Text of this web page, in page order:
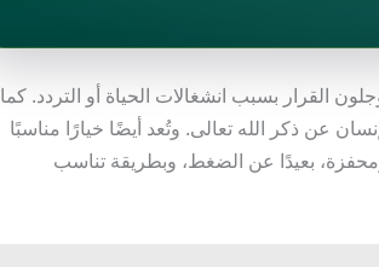
القرار بسبب انشغالات الحياة أو التردد. كما
عن ذكر الله تعالى. وتُعد أيضًا خيارًا مناسبًا
بعيدًا عن الضغط، وبطريقة تناسب